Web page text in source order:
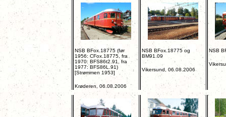
NSB BFox.18775 (før
1956: CFox.18775, fra
1970: BFS86t2.91, fra
1977: BFS86L.91)
[Strømmen 1953]
Krøderen, 06.08.2006
NSB BFox.18775 og
BM91.09
Vikersund, 06.08.2006
NSB